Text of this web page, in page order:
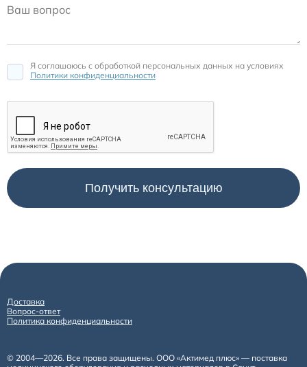
Я соглашаюсь c обработкой персональных данных на условиях
Политики конфиденциальности
Доставка
Вопрос-ответ
Политика конфиденциальности
© 2004—2026. Все права защищены. ООО «Актимед плюс» — поставка